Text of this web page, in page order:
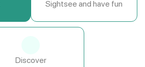
Sightsee and have fun
Discover